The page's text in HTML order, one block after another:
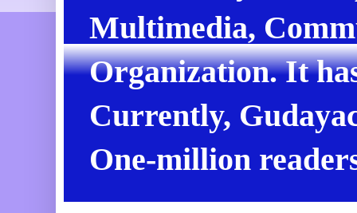
Multimedia,
Organization. It
Currently,
One-million